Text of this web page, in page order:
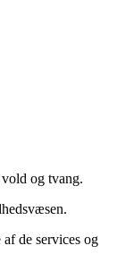
og tvang.
de services og